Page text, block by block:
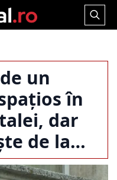
Search
un
în
dar
de la…